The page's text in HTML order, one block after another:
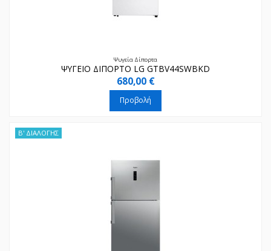
Ψυγεία Δίπορτα
ΨΥΓΕΙΟ ΔΙΠΟΡΤΟ LG GTBV44SWBKD
680,00 €
Προβολή
Β' ΔΙΑΛΟΓΗΣ